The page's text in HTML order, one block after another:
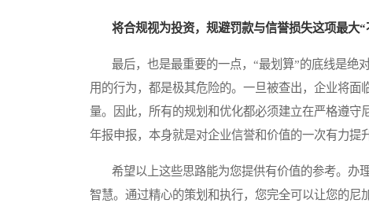
将合规视为投资，规避罚款与信誉损失这项最大“
最后，也是最重要的一点，“最划算”的底线是绝
用的行为，都是极其危险的。一旦被查出，企业将
量。因此，所有的规划和优化都必须建立在严格遵守
年报申报，本身就是对企业信誉和价值的一次有力提升
希望以上这些思路能为您提供有价值的参考。办
智慧。通过精心的策划和执行，您完全可以让您的